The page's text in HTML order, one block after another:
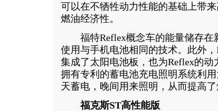
可以在不牺牲动力性能的基础上带
燃油经济性。
福特Reflex概念车的能量储存在
使用与手机电池相同的技术。此外
集成了太阳电池板，也为Reflex的
拥有专利的蓄电池充电照明系统利
天蓄电，晚间用来照明，从而提高
福克斯ST高性能版